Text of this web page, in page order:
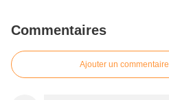
Commentaires
Ajouter un commentaire